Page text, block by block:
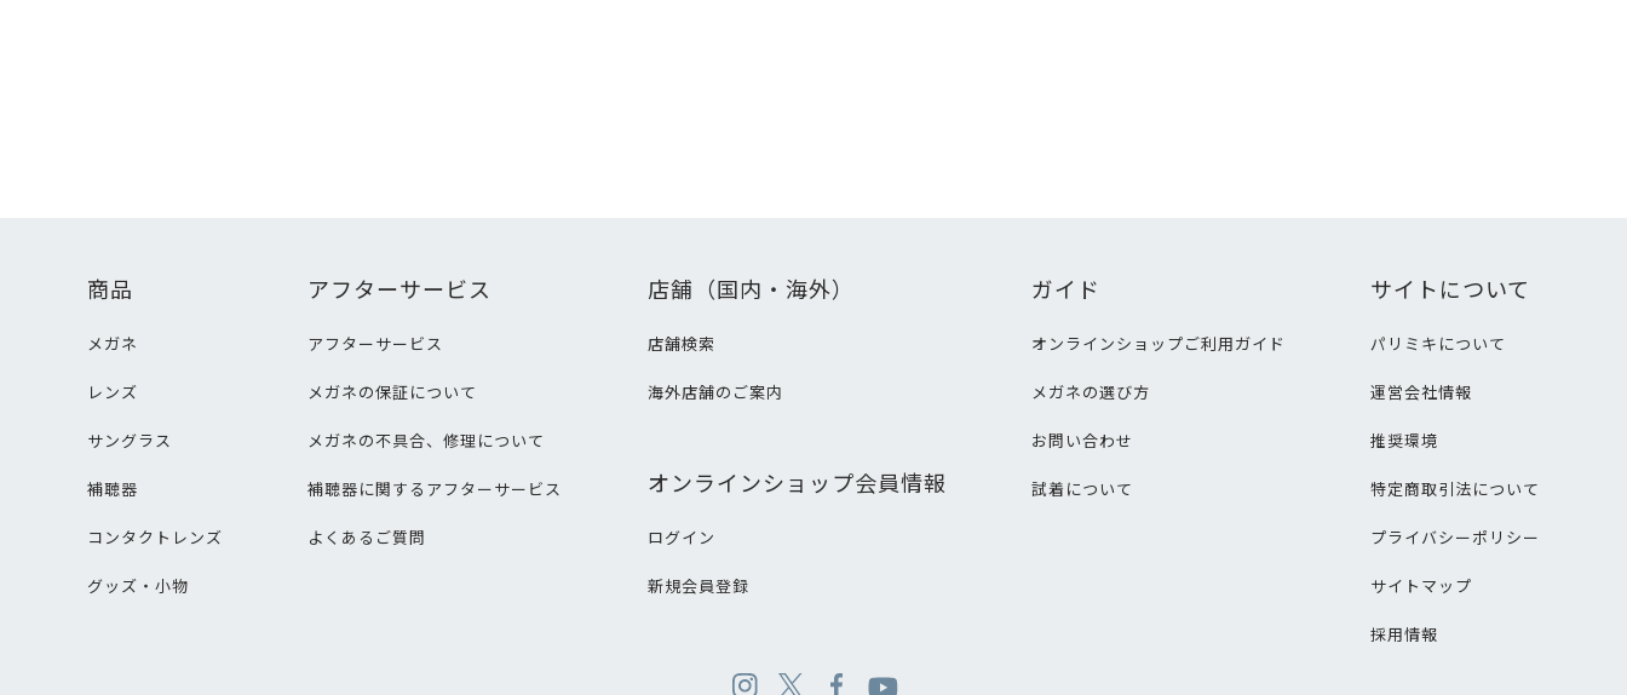
商品
メガネ
レンズ
サングラス
補聴器
コンタクトレンズ
グッズ・小物
アフターサービス
アフターサービス
メガネの保証について
メガネの不具合、修理について
補聴器に関するアフターサービス
よくあるご質問
店舗（国内・海外）
店舗検索
海外店舗のご案内
オンラインショップ会員情報
ログイン
新規会員登録
ガイド
オンラインショップご利用ガイド
メガネの選び方
お問い合わせ
試着について
サイトについて
パリミキについて
運営会社情報
推奨環境
特定商取引法について
プライバシーポリシー
サイトマップ
採用情報